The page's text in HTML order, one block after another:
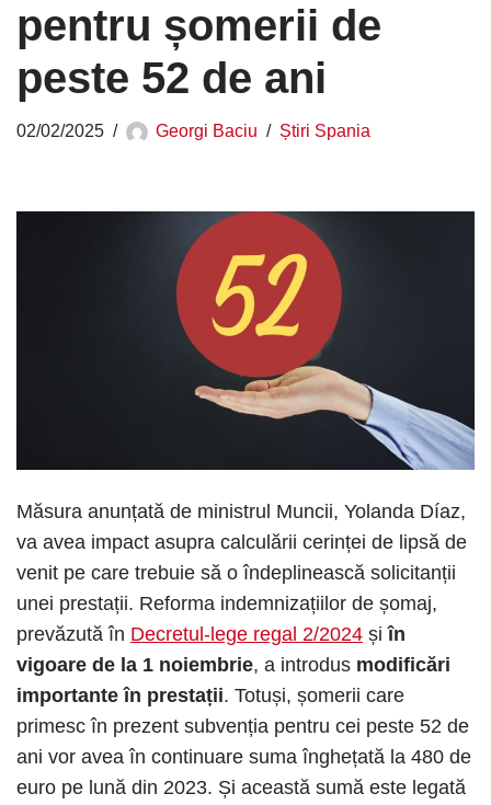
pentru șomerii de
peste 52 de ani
02/02/2025 Georgi Baciu Știri Spania
Măsura anunțată de ministrul Muncii, Yolanda Díaz,
va avea impact asupra calculării cerinței de lipsă de
venit pe care trebuie să o îndeplinească solicitanții
unei prestații. Reforma indemnizațiilor de șomaj,
prevăzută în Decretul-lege regal 2/2024 și în
vigoare de la 1 noiembrie, a introdus modificări
importante în prestații. Totuși, șomerii care
primesc în prezent subvenția pentru cei peste 52 de
ani vor avea în continuare suma înghețată la 480 de
euro pe lună din 2023. Și această sumă este legată